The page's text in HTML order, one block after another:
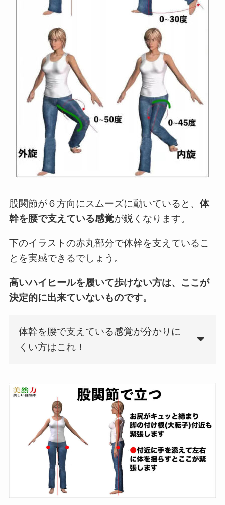
股関節が６方向にスムーズに動いていると、 体
幹を腰で支えている感覚が鋭くなります。
下のイラストの赤丸部分で体幹を支えているこ
とを実感できるでしょう。
高いハイヒールを履いて歩けない方は、ここが
決定的に出来ていないものです。
体幹を腰で支えている感覚が分かりに
くい方はこれ！